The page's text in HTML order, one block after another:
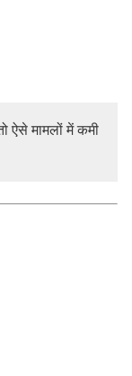
ऐसे मामलों में कमी